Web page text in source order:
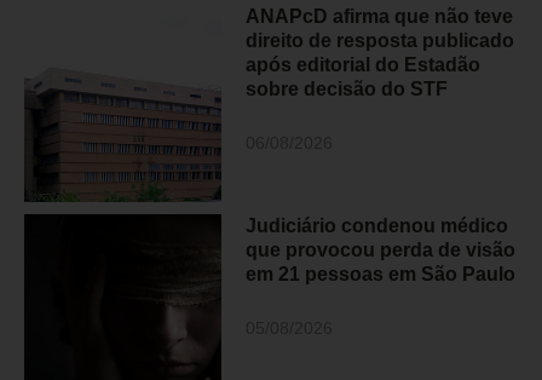
ANAPcD afirma que não teve
direito de resposta publicado
após editorial do Estadão
sobre decisão do STF
Judiciário condenou médico
que provocou perda de visão
em 21 pessoas em São Paulo